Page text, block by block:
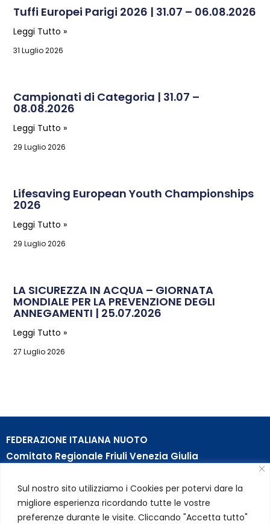
Sul nostro sito utilizziamo i Cookies per potervi dare la
migliore esperienza ricordando tutte le vostre
preferenze durante le visite. Cliccando "Accetta tutto"
Tuffi Europei Parigi 2026 | 31.07 – 06.08.2026
Leggi Tutto »
31 Luglio 2026
Campionati di Categoria | 31.07 –
08.08.2026
Leggi Tutto »
29 Luglio 2026
Lifesaving European Youth Championships
2026
Leggi Tutto »
29 Luglio 2026
LA SICUREZZA IN ACQUA – GIORNATA
MONDIALE PER LA PREVENZIONE DEGLI
ANNEGAMENTI | 25.07.2026
Leggi Tutto »
27 Luglio 2026
FEDERAZIONE ITALIANA NUOTO
Comitato Regionale Friuli Venezia Giulia
Trieste (TS)
Partita Iva 01384031009
Codice Fiscale 05284670584